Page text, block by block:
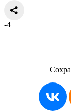
-4